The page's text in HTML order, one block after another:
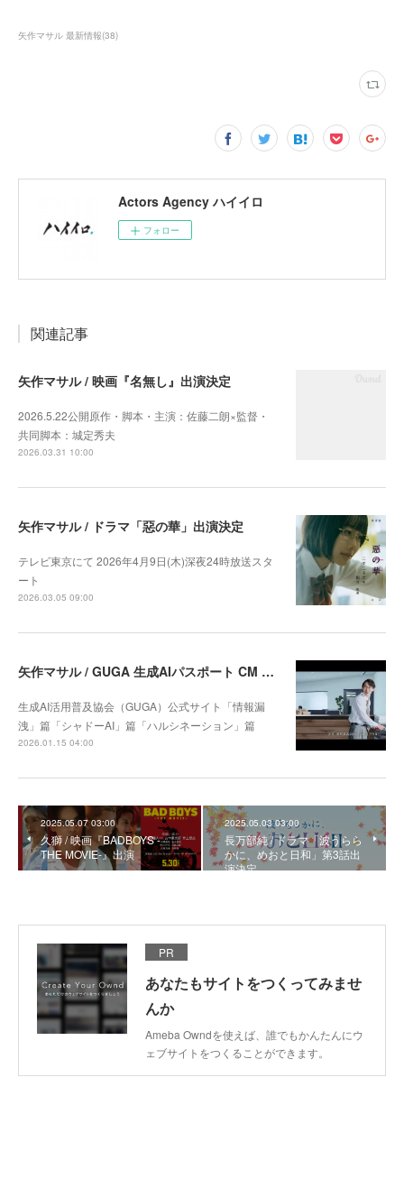
矢作マサル 最新情報(38)
Actors Agency ハイイロ
フォロー
関連記事
矢作マサル / 映画『名無し』出演決定
2026.5.22公開原作・脚本・主演：佐藤二朗×監督・
共同脚本：城定秀夫
2026.03.31 10:00
矢作マサル / ドラマ「惡の華」出演決定
テレビ東京にて 2026年4月9日(木)深夜24時放送スタ
ート
2026.03.05 09:00
矢作マサル / GUGA 生成AIパスポート CM 出演中
生成AI活用普及協会（GUGA）公式サイト「情報漏
洩」篇「シャドーAI」篇「ハルシネーション」篇
2026.01.15 04:00
2025.05.07 03:00
久獅 / 映画『BADBOYS -
THE MOVIE-』出演
2025.05.03 03:00
長万部純 / ドラマ「波うらら
かに、めおと日和」第3話出
演決定
PR
あなたもサイトをつくってみませ
んか
Ameba Owndを使えば、誰でもかんたんにウ
ェブサイトをつくることができます。